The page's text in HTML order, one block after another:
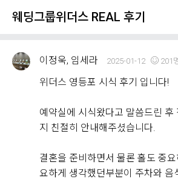
이벤트 & 프로모션 위더
웨딩그룹위더스 REAL 후기
이정욱, 임세라 2025-01-12 201
위더스 영등포 시식 후기 입니다!
예약실에 시식왔다고 말씀드린 후
지 친절히 안내해주셨습니다.
결혼을 준비하면서 물론 홀도 중
요하게 생각했던부분이 주차와 음